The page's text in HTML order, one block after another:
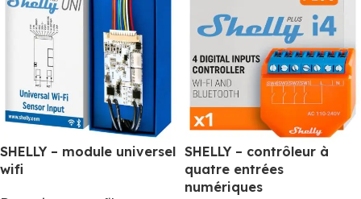
SHELLY – module universel
wifi
SHELLY – contrôleur à
quatre entrées
numériques